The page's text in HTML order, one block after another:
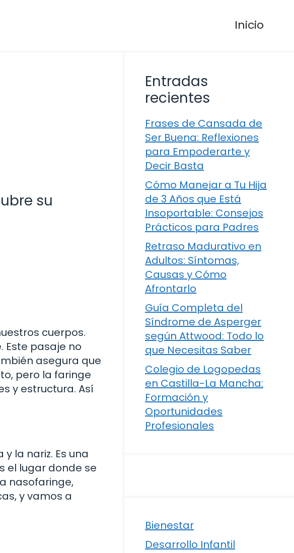
Inicio
su
cuerpos.
Este pasaje no
asegura que
pero la faringe
y estructura. Así
la nariz. Es una
el lugar donde se
nasofaringe,
y vamos a
Entradas
recientes
Frases de Cansada de
Ser Buena: Reflexiones
para Empoderarte y
Decir Basta
Cómo Manejar a Tu Hija
de 3 Años que Está
Insoportable: Consejos
Prácticos para Padres
Retraso Madurativo en
Adultos: Síntomas,
Causas y Cómo
Afrontarlo
Guía Completa del
Síndrome de Asperger
según Attwood: Todo lo
que Necesitas Saber
Colegio de Logopedas
en Castilla-La Mancha:
Formación y
Oportunidades
Profesionales
Bienestar
Desarrollo Infantil